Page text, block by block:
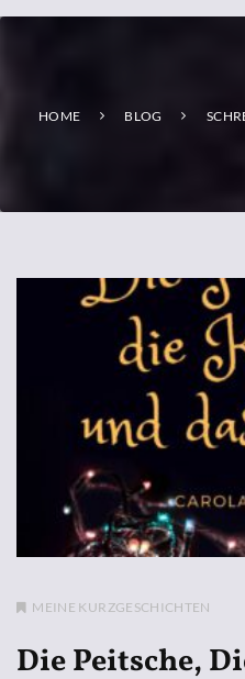
HOME BLOG
MEINE KURZGESCHICHTEN
Die Peitsche,